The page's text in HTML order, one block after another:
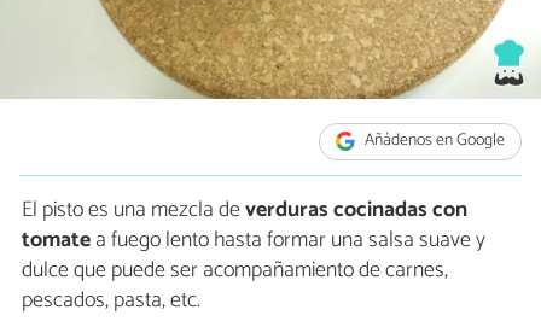
Añádenos en Google
El pisto es una mezcla deverduras cocinadas con
tomatea fuego lento hasta formar una salsa suave y
dulce que puede ser acompañamiento de carnes,
pescados, pasta, etc.